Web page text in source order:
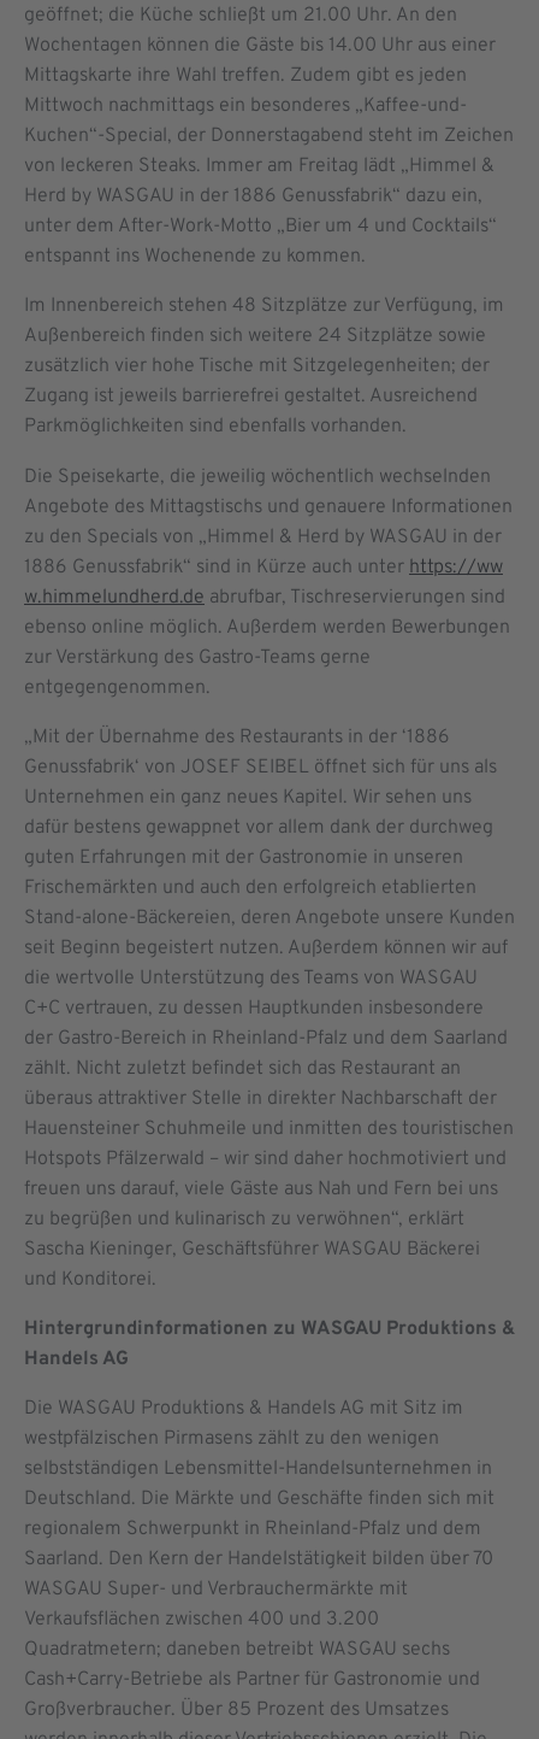
geöffnet; die Küche schließt um 21.00 Uhr. An den
Wochentagen können die Gäste bis 14.00 Uhr aus einer
Mittagskarte ihre Wahl treffen. Zudem gibt es jeden
Mittwoch nachmittags ein besonderes „Kaffee-und-
Kuchen“-Special, der Donnerstagabend steht im Zeichen
von leckeren Steaks. Immer am Freitag lädt „Himmel &
Herd by WASGAU in der 1886 Genussfabrik“ dazu ein,
unter dem After-Work-Motto „Bier um 4 und Cocktails“
entspannt ins Wochenende zu kommen.
Im Innenbereich stehen 48 Sitzplätze zur Verfügung, im
Außenbereich finden sich weitere 24 Sitzplätze sowie
zusätzlich vier hohe Tische mit Sitzgelegenheiten; der
Zugang ist jeweils barrierefrei gestaltet. Ausreichend
Parkmöglichkeiten sind ebenfalls vorhanden.
Die Speisekarte, die jeweilig wöchentlich wechselnden
Angebote des Mittagstischs und genauere Informationen
zu den Specials von „Himmel & Herd by WASGAU in der
1886 Genussfabrik“ sind in Kürze auch unter https://ww
w.himmelundherd.de abrufbar, Tischreservierungen sind
ebenso online möglich. Außerdem werden Bewerbungen
zur Verstärkung des Gastro-Teams gerne
entgegengenommen.
„Mit der Übernahme des Restaurants in der ‘1886
Genussfabrik‘ von JOSEF SEIBEL öffnet sich für uns als
Unternehmen ein ganz neues Kapitel. Wir sehen uns
dafür bestens gewappnet vor allem dank der durchweg
guten Erfahrungen mit der Gastronomie in unseren
Frischemärkten und auch den erfolgreich etablierten
Stand-alone-Bäckereien, deren Angebote unsere Kunden
seit Beginn begeistert nutzen. Außerdem können wir auf
die wertvolle Unterstützung des Teams von WASGAU
C+C vertrauen, zu dessen Hauptkunden insbesondere
der Gastro-Bereich in Rheinland-Pfalz und dem Saarland
zählt. Nicht zuletzt befindet sich das Restaurant an
überaus attraktiver Stelle in direkter Nachbarschaft der
Hauensteiner Schuhmeile und inmitten des touristischen
Hotspots Pfälzerwald – wir sind daher hochmotiviert und
freuen uns darauf, viele Gäste aus Nah und Fern bei uns
zu begrüßen und kulinarisch zu verwöhnen“, erklärt
Sascha Kieninger, Geschäftsführer WASGAU Bäckerei
und Konditorei.
Hintergrundinformationen zu WASGAU Produktions &
Handels AG
Die WASGAU Produktions & Handels AG mit Sitz im
westpfälzischen Pirmasens zählt zu den wenigen
selbstständigen Lebensmittel-Handelsunternehmen in
Deutschland. Die Märkte und Geschäfte finden sich mit
regionalem Schwerpunkt in Rheinland-Pfalz und dem
Saarland. Den Kern der Handelstätigkeit bilden über 70
WASGAU Super- und Verbrauchermärkte mit
Verkaufsflächen zwischen 400 und 3.200
Quadratmetern; daneben betreibt WASGAU sechs
Cash+Carry-Betriebe als Partner für Gastronomie und
Großverbraucher. Über 85 Prozent des Umsatzes